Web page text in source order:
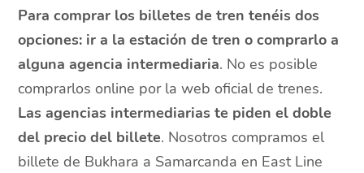
Para comprar los billetes de tren tenéis dos
opciones: ir a la estación de tren o comprarlo a
alguna agencia intermediaria. No es posible
comprarlos online por la web oficial de trenes.
Las agencias intermediarias te piden el doble
del precio del billete. Nosotros compramos el
billete de Bukhara a Samarcanda en East Line